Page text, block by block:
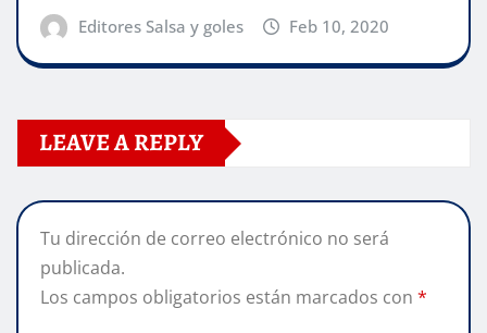
Editores Salsa y goles Feb 10, 2020
LEAVE A REPLY
Tu dirección de correo electrónico no será
publicada.
Los campos obligatorios están marcados con *